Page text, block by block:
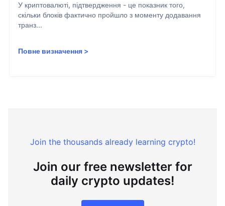
У криптовалюті, підтвердження - це показник того,
скільки блоків фактично пройшло з моменту додавання
транз...
Повне визначення >
Join the thousands already learning crypto!
Join our free newsletter for
daily crypto updates!